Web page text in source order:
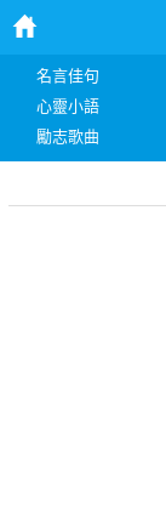
名言佳句
心靈小語
勵志歌曲